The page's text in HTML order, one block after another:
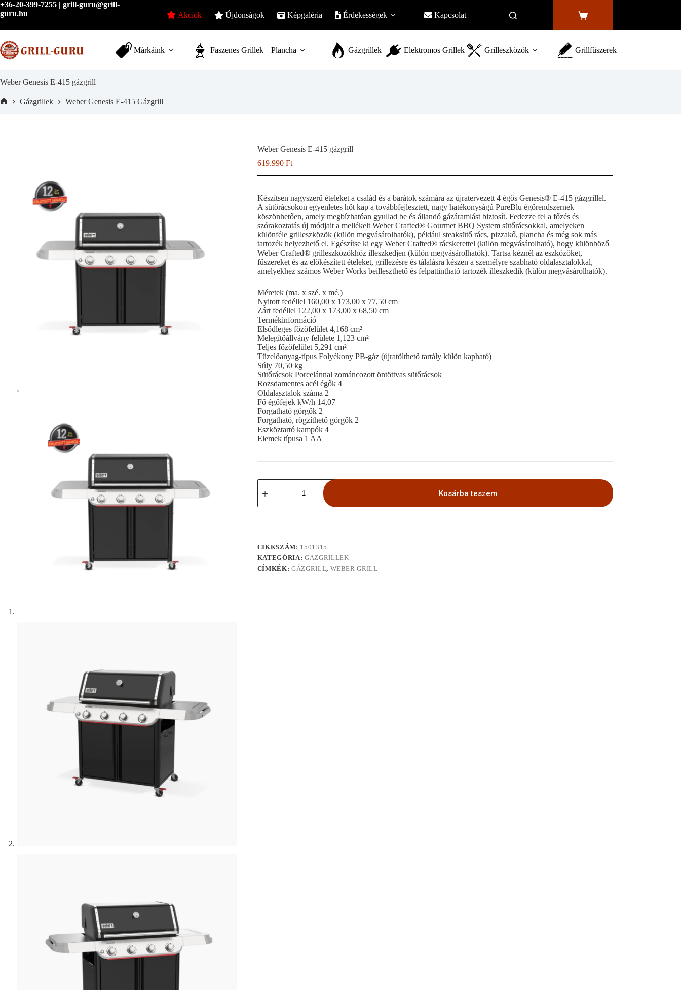
Skip
to
+36-20-399-7255 | grill-guru@grill-
guru.hu
Akciók Újdonságok Képgaléria Érdekességek Kapcsolat
Shopping
Márkáink Faszenes Grillek Plancha Gázgrillek Elektromos Grillek Grilleszközök Grillfűszerek
Weber Genesis E-415 gázgrill
Gázgrillek Weber Genesis E-415 Gázgrill
Weber Genesis E-415 gázgrill
619.990 Ft
Készítsen nagyszerű ételeket a család és a barátok számára az újratervezett 4 égős Genesis® E-415 gázgrillel.
A sütőrácsokon egyenletes hőt kap a továbbfejlesztett, nagy hatékonyságú PureBlu égőrendszernek
köszönhetően, amely megbízhatóan gyullad be és állandó gázáramlást biztosít. Fedezze fel a főzés és
szórakoztatás új módjait a mellékelt Weber Crafted® Gourmet BBQ System sütőrácsokkal, amelyeken
különféle grilleszközök (külön megvásárolhatók), például steaksütő rács, pizzakő, plancha és még sok más
tartozék helyezhető el. Egészítse ki egy Weber Crafted® rácskerettel (külön megvásárolható), hogy különböző
Weber Crafted® grilleszközökhöz illeszkedjen (külön megvásárolhatók). Tartsa kéznél az eszközöket,
fűszereket és az előkészített ételeket, grillezésre és tálalásra készen a személyre szabható oldalasztalokkal,
amelyekhez számos Weber Works beilleszthető és felpattintható tartozék illeszkedik (külön megvásárolhatók).
Méretek (ma. x szé. x mé.)
Nyitott fedéllel 160,00 x 173,00 x 77,50 cm
Zárt fedéllel 122,00 x 173,00 x 68,50 cm
Termékinformáció
Elsődleges főzőfelület 4,168 cm²
Melegítőállvány felülete 1,123 cm²
Teljes főzőfelület 5,291 cm²
Tüzelőanyag-típus Folyékony PB-gáz (újratölthető tartály külön kapható)
Súly 70,50 kg
Sütőrácsok Porcelánnal zománcozott öntöttvas sütőrácsok
Rozsdamentes acél égők 4
Oldalasztalok száma 2
Fő égőfejek kW/h 14,07
Forgatható görgők 2
Forgatható, rögzíthető görgők 2
Eszköztartó kampók 4
Elemek típusa 1 AA
Weber
Genesis
415
mennyiség
Kosárba teszem
CIKKSZÁM: 1501315
KATEGÓRIA: GÁZGRILLEK
CÍMKÉK:GÁZGRILL, WEBER GRILL